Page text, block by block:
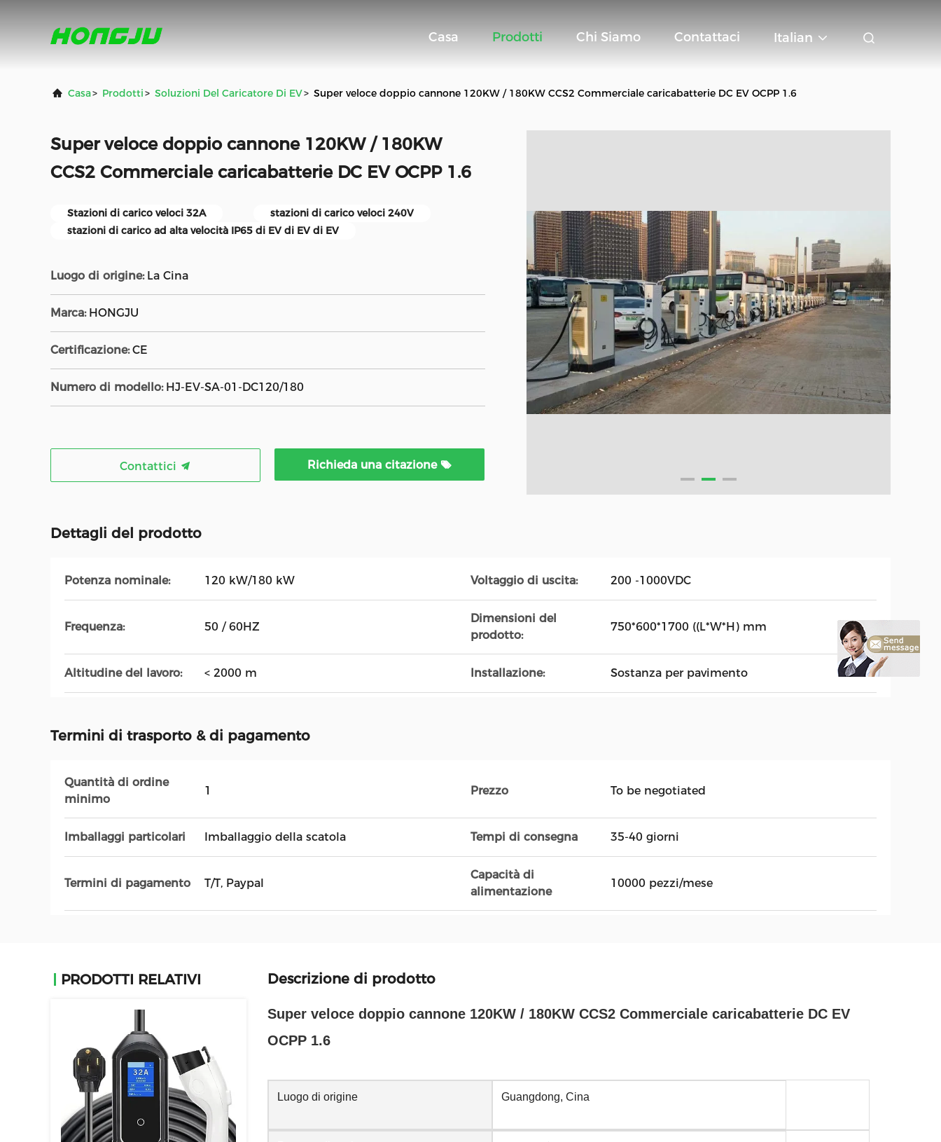
Casa Prodotti Chi Siamo Contattaci Italian
Casa> Prodotti> Soluzioni Del Caricatore Di EV> Super veloce doppio cannone 120KW / 180KW CCS2 Commerciale caricabatterie DC EV OCPP 1.6
Super veloce doppio cannone 120KW / 180KW
CCS2 Commerciale caricabatterie DC EV OCPP 1.6
Stazioni di carico veloci 32A
stazioni di carico veloci 240V
stazioni di carico ad alta velocità IP65 di EV di EV di EV
Luogo di origine: La Cina
Marca: HONGJU
Certificazione: CE
Numero di modello: HJ-EV-SA-01-DC120/180
Contattici Richieda una citazione
Dettagli del prodotto
Potenza nominale: 120 kW/180 kW Voltaggio di uscita: 200 -1000VDC
Frequenza: 50 / 60HZ
Dimensioni del
prodotto:
750*600*1700 ((L*W*H) mm
Altitudine del lavoro: < 2000 m Installazione: Sostanza per pavimento
Termini di trasporto & di pagamento
Quantità di ordine
minimo
1 Prezzo To be negotiated
Imballaggi particolari Imballaggio della scatola Tempi di consegna 35-40 giorni
Termini di pagamento T/T, Paypal
Capacità di
alimentazione
10000 pezzi/mese
PRODOTTI RELATIVI Descrizione di prodotto
Super veloce doppio cannone 120KW / 180KW CCS2 Commerciale caricabatterie DC EV
OCPP 1.6
Luogo di origine Guangdong, Cina